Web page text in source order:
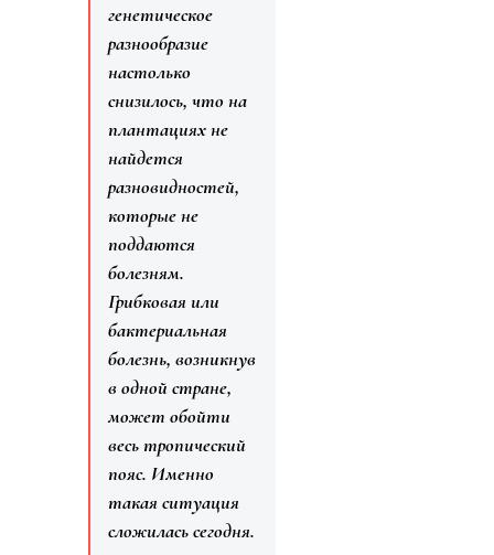
генетическое
разнообразие
настолько
снизилось, что на
плантациях не
найдется
разновидностей,
которые не
поддаются
болезням.
Грибковая или
бактериальная
болезнь, возникнув
в одной стране,
может обойти
весь тропический
пояс. Именно
такая ситуация
сложилась сегодня.